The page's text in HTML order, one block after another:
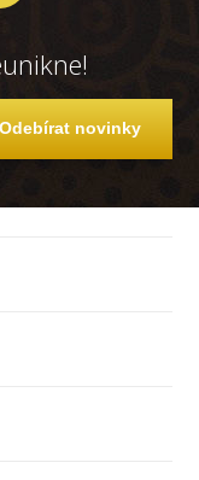
Odebírat novinky